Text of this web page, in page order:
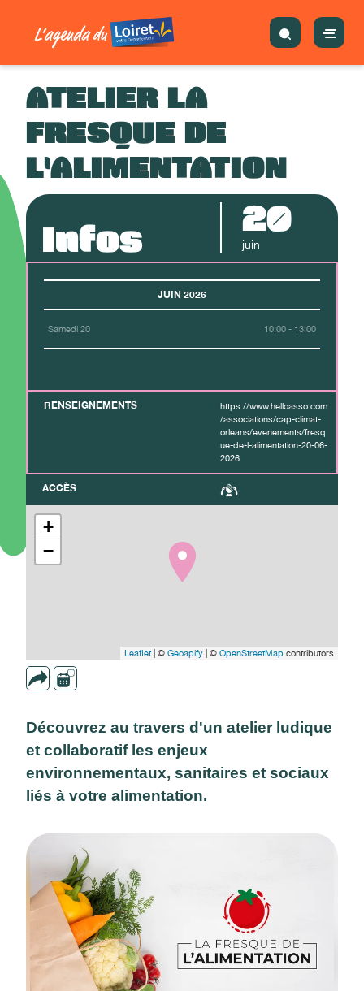
ATELIER LA
FRESQUE DE
L'ALIMENTATION
Infos 20
juin
JUIN 2026
Samedi 20 10:00 - 13:00
RENSEIGNEMENTS
https://www.helloasso.com
/associations/cap-climat-
orleans/evenements/fresq
ue-de-l-alimentation-20-06-
2026
ACCÈS
+
−
Leaflet| © Geoapify | © OpenStreetMap contributors
Découvrez au travers d'un atelier ludique
et collaboratif les enjeux
environnementaux, sanitaires et sociaux
liés à votre alimentation.